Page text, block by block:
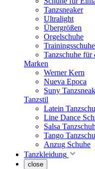
Tanzsneaker
Ultralight
Übergrößen
Orgelschuhe
Trainingsschuhe
Tanzschuhe für
Marken
Werner Kern
Nueva Epoca
Suny
Tanzstil
Latein
Line Dance
Salsa
Tango
Anzug Schuhe
Tanzkleidung
close